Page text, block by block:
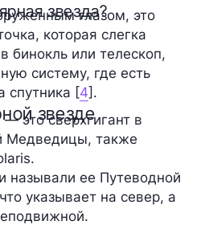
звезда?глазом, это
которая слегка
бинокль или телескоп,
систему, где есть
спутника [4].
звезде
это сверхгигант в
Медведицы, также
называли ее Путеводной
указывает на север, а